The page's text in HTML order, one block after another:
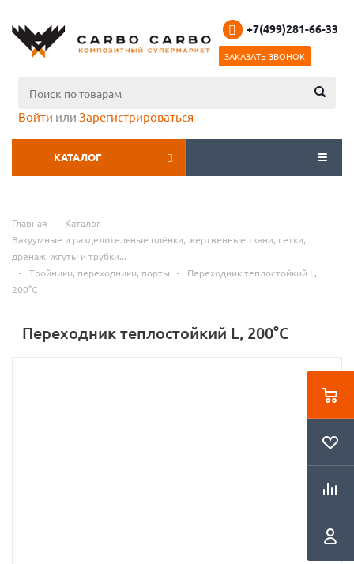
Войти или Зарегистрироваться
+7(499)281-66-33
ЗАКАЗАТЬ ЗВОНОК
МЕНЮКАТАЛОГ
Главная - Каталог -
Вакуумные и разделительные плёнки, жертвенные ткани, сетки,
дренаж, жгуты и трубки...
-
Тройники, переходники, порты -
Переходник теплостойкий L,
200°С
Переходник теплостойкий L, 200°С